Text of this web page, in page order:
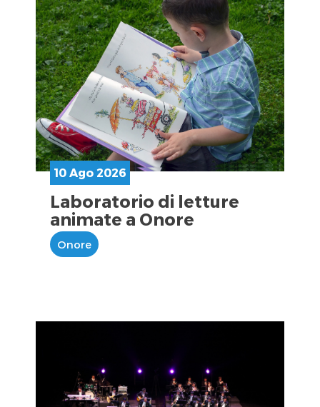
10 Ago 2026
Laboratorio di letture
animate a Onore
Onore